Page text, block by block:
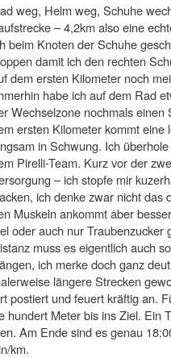
weg, Helm weg, Schuhe
– 4,2km also eine
beim Knoten der Schuhe
damit ich den rechten
dem ersten Kilometer noch
habe ich auf dem Rad
Wechselzone nochmals
ersten Kilometer kommt
in Schwung. Ich
Pirelli-Team. Kurz vor der
– ich stopfe mir
ich denke zwar nicht das
Muskeln ankommt aber
oder auch nur
muss es eigentlich auch
ich merke doch ganz
längere Strecken
postiert und feuert kräftig an.
hundert Meter bis ins Ziel. Ein
Am Ende sind es genau
km.